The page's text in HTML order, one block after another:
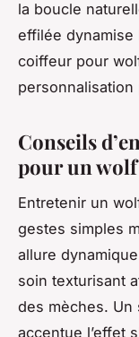
la boucle
effilée
coiffeur pour
Conseils
pour un
Entretenir un
gestes simples
allure
soin texturisant
des mèches. Un
accentue l’effet